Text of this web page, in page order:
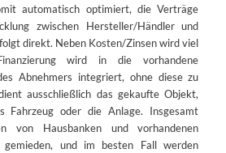
automatisch optimiert, die Verträge
zwischen Hersteller/Händler und
direkt. Neben Kosten/Zinsen wird viel
wird in die vorhandene
Abnehmers integriert, ohne diese zu
ausschließlich das gekaufte Objekt,
Fahrzeug oder die Anlage. Insgesamt
von Hausbanken und vorhandenen
gemieden, und im besten Fall werden